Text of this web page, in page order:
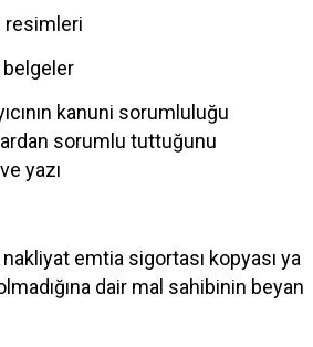
resimleri
belgeler
kanuni sorumluluğu
sorumlu tuttuğunu
yazı
emtia sigortası kopyası ya
dair mal sahibinin beyan